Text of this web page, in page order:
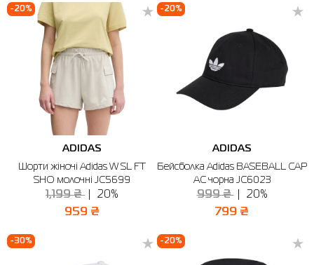
-20%
ADIDAS
Шорти жіночі Adidas W SL FT
SHO молочні JC5699
1,199 ₴ 20%
959 ₴
-20%
ADIDAS
Бейсболка Adidas BASEBALL CAP
AC чорна JC6023
999 ₴ 20%
799 ₴
-30% -20%